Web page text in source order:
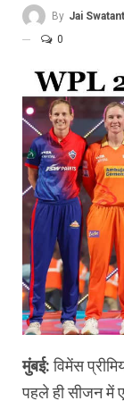
By Jai
0
मुंबई:विमेंस
पहले ही सीजन में